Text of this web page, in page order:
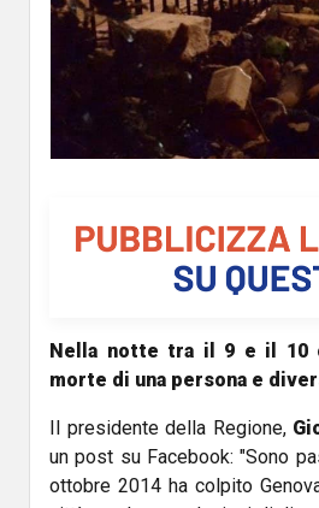
Nella notte tra il 9 e il 10
morte di una persona e
Il presidente della Regione,
un post su Facebook: "Sono
ottobre 2014 ha colpito